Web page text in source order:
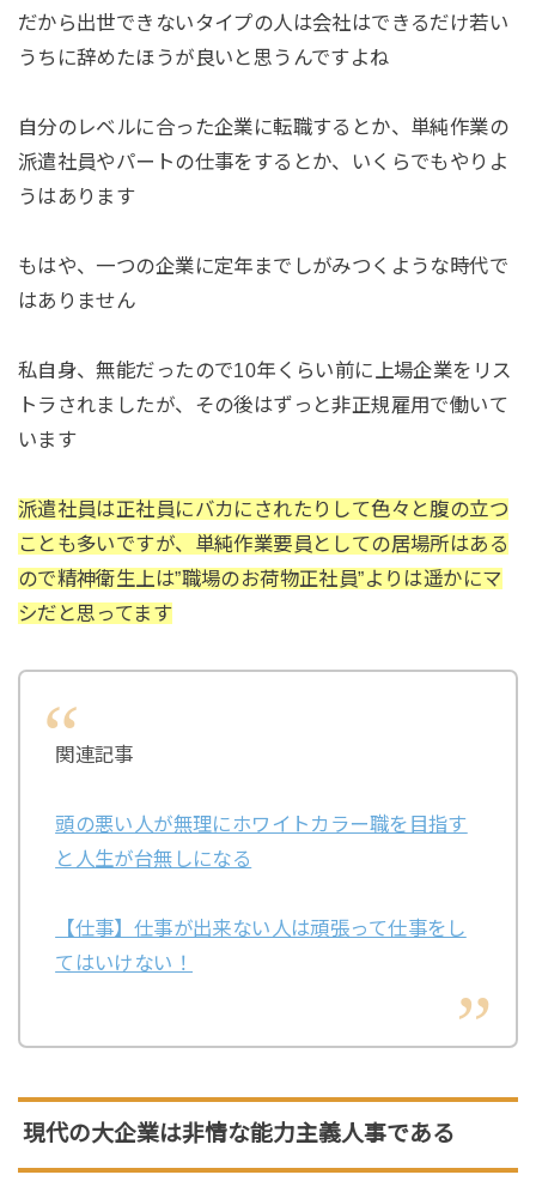
だから出世できないタイプの人は会社はできるだけ若い
うちに辞めたほうが良いと思うんですよね
自分のレベルに合った企業に転職するとか、単純作業の
派遣社員やパートの仕事をするとか、いくらでもやりよ
うはあります
もはや、一つの企業に定年までしがみつくような時代で
はありません
私自身、無能だったので10年くらい前に上場企業をリス
トラされましたが、その後はずっと非正規雇用で働いて
います
派遣社員は正社員にバカにされたりして色々と腹の立つ
ことも多いですが、単純作業要員としての居場所はある
ので精神衛生上は”職場のお荷物正社員”よりは遥かにマ
シだと思ってます
関連記事
頭の悪い人が無理にホワイトカラー職を目指す
と人生が台無しになる
【仕事】仕事が出来ない人は頑張って仕事をし
てはいけない！
現代の大企業は非情な能力主義人事である